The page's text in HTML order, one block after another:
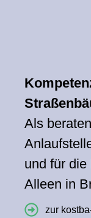
Als
und für
Alleen in
zur